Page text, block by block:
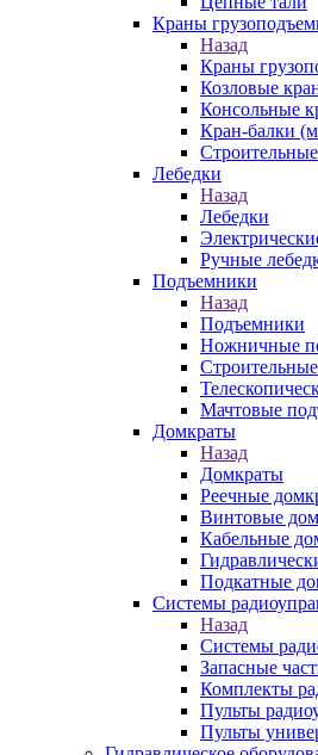
Краны
Назад
Краны
Козловые
Консольные
Кран-балки
Лебедки
Назад
Лебедки
Ручные
Подъемники
Назад
Подъемники
Ножничные
Мачтовые
Домкраты
Назад
Домкраты
Реечные
Винтовые
Кабельные
Подкатные
Системы
Назад
Системы
Запасные
Комплекты
Пульты
Пульты